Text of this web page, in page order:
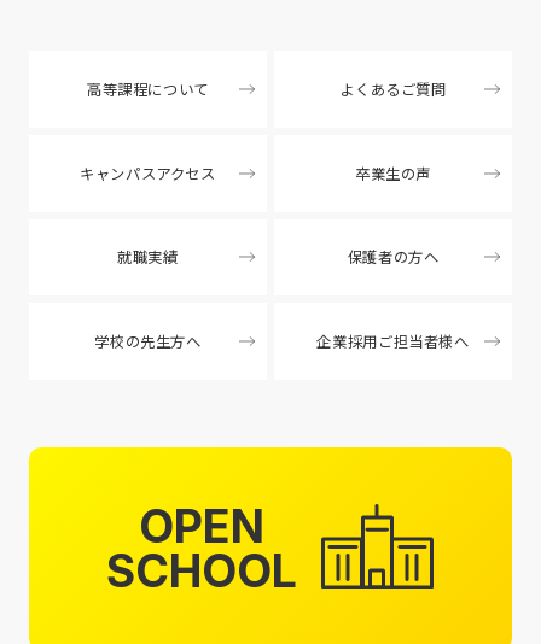
高等課程について よくあるご質問
キャンパスアクセス 卒業生の声
就職実績 保護者の方へ
学校の先生方へ 企業採用ご担当者様へ
OPEN
SCHOOL